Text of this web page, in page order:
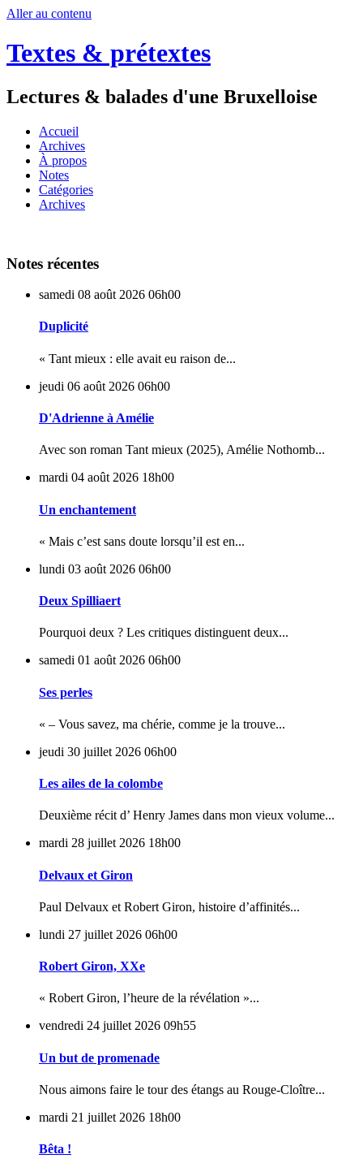
Aller au contenu
Textes & prétextes
Lectures & balades d'une Bruxelloise
Accueil
Archives
À propos
Notes
Catégories
Archives
Notes récentes
samedi 08 août 2026 06h00
Duplicité
« Tant mieux : elle avait eu raison de...
jeudi 06 août 2026 06h00
D'Adrienne à Amélie
Avec son roman Tant mieux (2025), Amélie Nothomb...
mardi 04 août 2026 18h00
Un enchantement
« Mais c’est sans doute lorsqu’il est en...
lundi 03 août 2026 06h00
Deux Spilliaert
Pourquoi deux ? Les critiques distinguent deux...
samedi 01 août 2026 06h00
Ses perles
« – Vous savez, ma chérie, comme je la trouve...
jeudi 30 juillet 2026 06h00
Les ailes de la colombe
Deuxième récit d’ Henry James dans mon vieux volume...
mardi 28 juillet 2026 18h00
Delvaux et Giron
Paul Delvaux et Robert Giron, histoire d’affinités...
lundi 27 juillet 2026 06h00
Robert Giron, XXe
« Robert Giron, l’heure de la révélation »...
vendredi 24 juillet 2026 09h55
Un but de promenade
Nous aimons faire le tour des étangs au Rouge-Cloître...
mardi 21 juillet 2026 18h00
Bêta !